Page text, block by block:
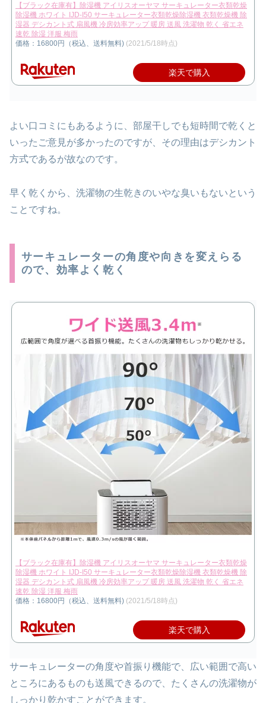
【ブラック在庫有】除湿機 アイリスオーヤマ サーキュレーター衣類乾燥
除湿機 ホワイト IJD-I50 サーキュレーター衣類乾燥除湿機 衣類乾燥機 除
湿器 デシカント式 扇風機 冷房効率アップ 暖房 送風 洗濯物 乾く 省エネ
速乾 除湿 洋服 梅雨
価格：16800円（税込、送料無料) (2021/5/18時点)
楽天で購入
よい口コミにもあるように、部屋干しでも短時間で乾くと
いったご意見が多かったのですが、その理由はデシカント
方式であるが故なのです。
早く乾くから、洗濯物の生乾きのいやな臭いもないという
ことですね。
サーキュレーターの角度や向きを変えらる
ので、効率よく乾く
【ブラック在庫有】除湿機 アイリスオーヤマ サーキュレーター衣類乾燥
除湿機 ホワイト IJD-I50 サーキュレーター衣類乾燥除湿機 衣類乾燥機 除
湿器 デシカント式 扇風機 冷房効率アップ 暖房 送風 洗濯物 乾く 省エネ
速乾 除湿 洋服 梅雨
価格：16800円（税込、送料無料) (2021/5/18時点)
楽天で購入
サーキュレーターの角度や首振り機能で、広い範囲で高い
ところにあるものも送風できるので、たくさんの洗濯物が
しっかり乾かすことができます。